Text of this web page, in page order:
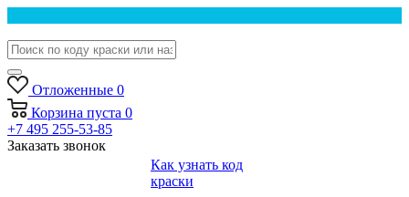
Отложенные 0
Корзина пуста 0
+7 495 255-53-85
Заказать звонок
Как узнать код
краски